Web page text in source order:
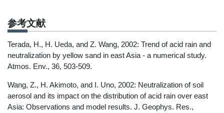
参考文献
Terada, H., H. Ueda, and Z. Wang, 2002: Trend of acid rain and
neutralization by yellow sand in east Asia - a numerical study.
Atmos. Env., 36, 503-509.
Wang, Z., H. Akimoto, and I. Uno, 2002: Neutralization of soil
aerosol and its impact on the distribution of acid rain over east
Asia: Observations and model results. J. Geophys. Res.,